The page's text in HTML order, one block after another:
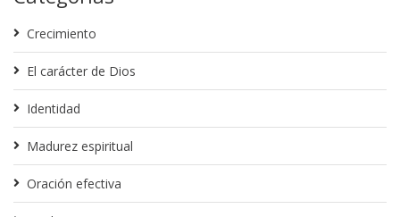
Crecimiento
El carácter de Dios
Identidad
Madurez espiritual
Oración efectiva